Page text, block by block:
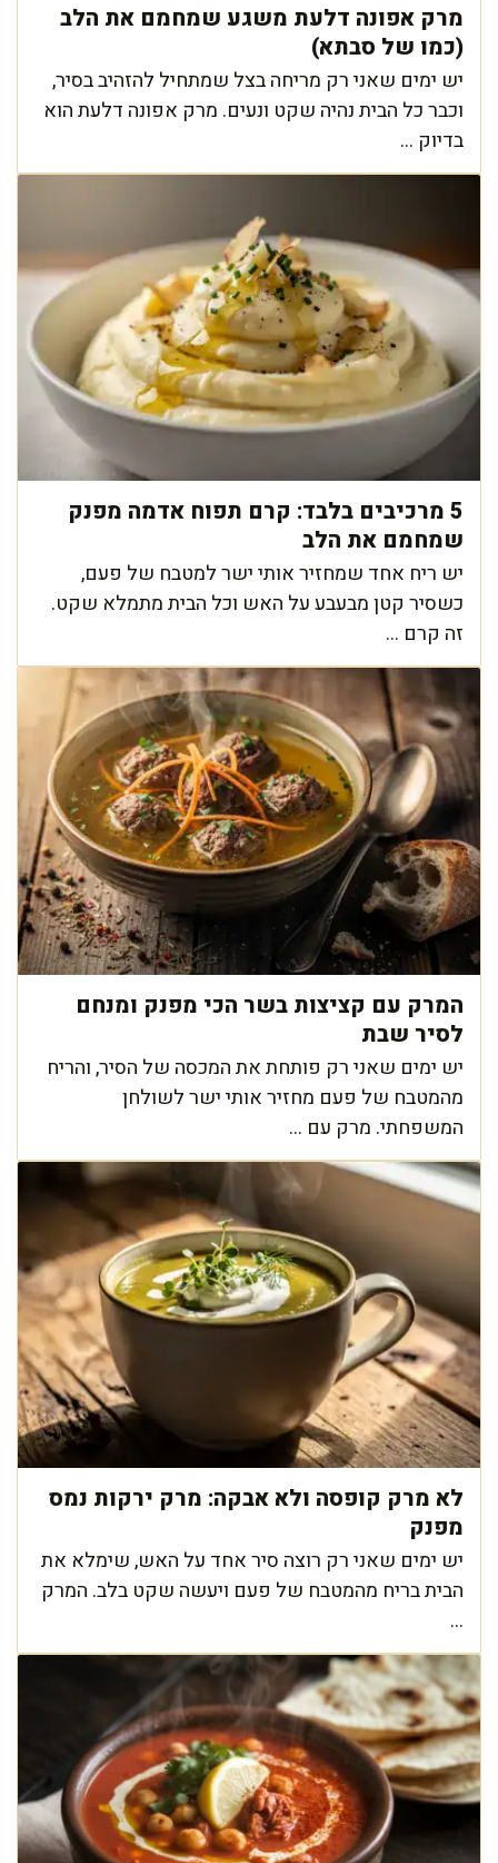
מרק אפונה דלעת משגע שמחמם את הלב
(כמו של סבתא)
יש ימים שאני רק מריחה בצל שמתחיל להזהיב בסיר,
וכבר כל הבית נהיה שקט ונעים. מרק אפונה דלעת הוא
בדיוק ...
5 מרכיבים בלבד: קרם תפוח אדמה מפנק
שמחמם את הלב
יש ריח אחד שמחזיר אותי ישר למטבח של פעם,
כשסיר קטן מבעבע על האש וכל הבית מתמלא שקט.
זה קרם ...
המרק עם קציצות בשר הכי מפנק ומנחם
לסיר שבת
יש ימים שאני רק פותחת את המכסה של הסיר, והריח
מהמטבח של פעם מחזיר אותי ישר לשולחן
המשפחתי. מרק עם ...
לא מרק קופסה ולא אבקה: מרק ירקות נמס
מפנק
יש ימים שאני רק רוצה סיר אחד על האש, שימלא את
הבית בריח מהמטבח של פעם ויעשה שקט בלב. המרק
...